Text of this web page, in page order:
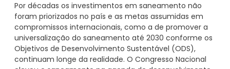
Por décadas os investimentos em saneamento não
foram priorizados no país e as metas assumidas em
compromissos internacionais, como a de promover a
universalização do saneamento até 2030 conforme os
Objetivos de Desenvolvimento Sustentável (ODS),
continuam longe da realidade. O Congresso Nacional